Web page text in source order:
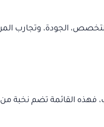
دكتور نفسي في أوتريخت بناءً على
القائمة تضم نخبة